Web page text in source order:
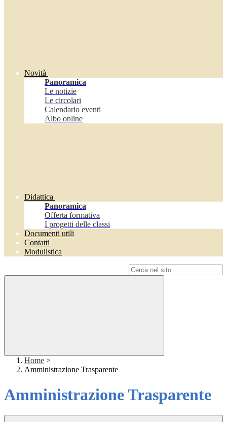
Novità
Panoramica
Le notizie
Le circolari
Calendario eventi
Albo online
Didattica
Panoramica
Offerta formativa
I progetti delle classi
Documenti utili
Contatti
Modulistica
Home >
Amministrazione Trasparente
Amministrazione Trasparente